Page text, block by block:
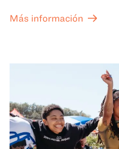
celebran y honran las
un espacio para que
reúnan y se eleven
tanto presenciales como
Más información